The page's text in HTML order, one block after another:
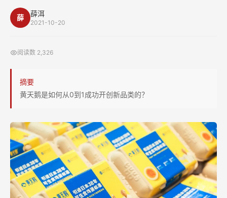
倍，
薛 薛洱
2021-10-20
阅读数 2,326
摘要
黄天鹅是如何从0到1成功开创新品类的？